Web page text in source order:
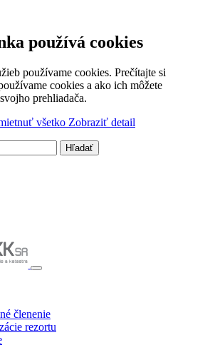
používá cookies
používame cookies. Prečítajte si
cookies a ako ich môžete
prehliadača.
všetko Zobraziť detail
členenie
rezortu